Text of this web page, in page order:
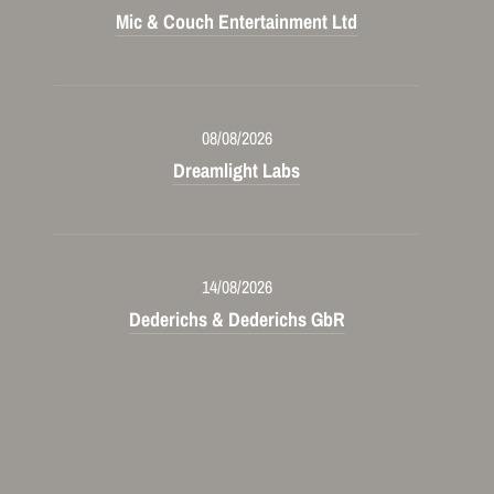
Mic & Couch Entertainment Ltd
08/08/2026
Dreamlight Labs
14/08/2026
Dederichs & Dederichs GbR